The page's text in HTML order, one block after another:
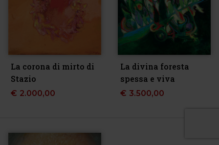
La corona di mirto di
Stazio
€ 2.000,00
La divina foresta
spessa e viva
€ 3.500,00